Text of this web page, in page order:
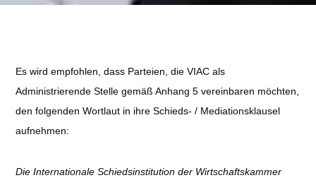
Es wird empfohlen, dass Parteien, die VIAC als
Administrierende Stelle gemäß Anhang 5 vereinbaren möchten,
den folgenden Wortlaut in ihre Schieds- / Mediationsklausel
aufnehmen:
Die Internationale Schiedsinstitution der Wirtschaftskammer